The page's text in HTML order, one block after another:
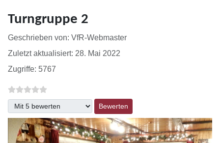
Turngruppe 2
Details
Geschrieben von: VfR-Webmaster
Zuletzt aktualisiert: 28. Mai 2022
Zugriffe: 5767
Bitte bewerten